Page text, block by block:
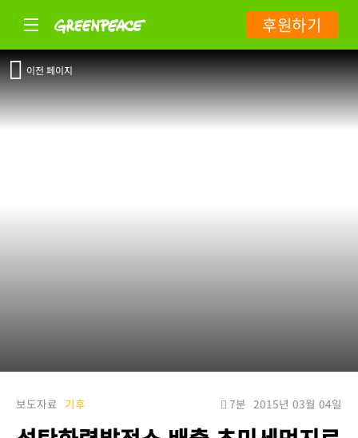
후원하기
이전 페이지
보도자료 기후 7분 2015년 03월 04일